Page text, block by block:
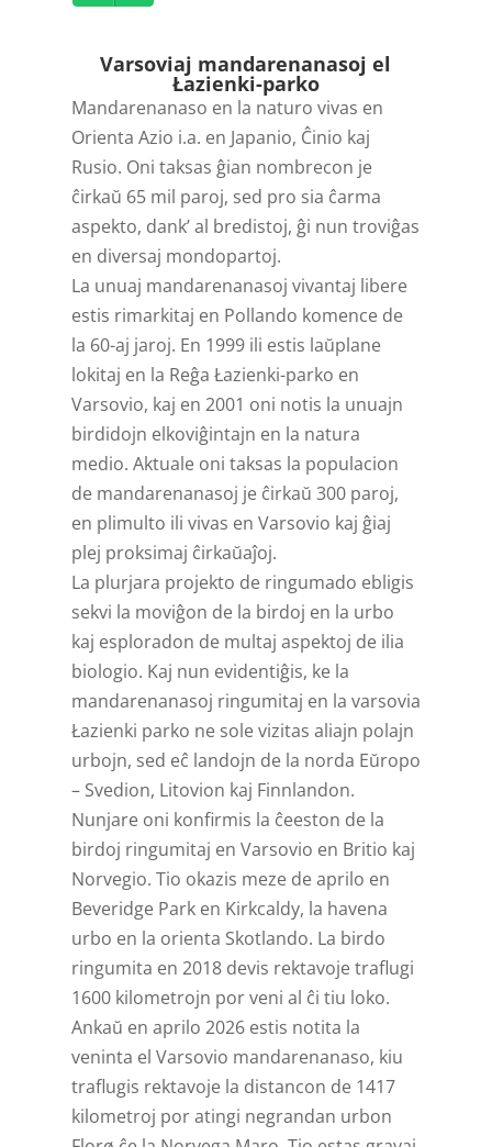
Player
Varsoviaj mandarenanasoj el
Łazienki-parko
Mandarenanaso en la naturo vivas en
Orienta Azio i.a. en Japanio, Ĉinio kaj
Rusio. Oni taksas ĝian nombrecon je
ĉirkaŭ 65 mil paroj, sed pro sia ĉarma
aspekto, dank’ al bredistoj, ĝi nun troviĝas
en diversaj mondopartoj.
La unuaj mandarenanasoj vivantaj libere
estis rimarkitaj en Pollando komence de
la 60-aj jaroj. En 1999 ili estis laŭplane
lokitaj en la Reĝa Łazienki-parko en
Varsovio, kaj en 2001 oni notis la unuajn
birdidojn elkoviĝintajn en la natura
medio. Aktuale oni taksas la populacion
de mandarenanasoj je ĉirkaŭ 300 paroj,
en plimulto ili vivas en Varsovio kaj ĝiaj
plej proksimaj ĉirkaŭaĵoj.
La plurjara projekto de ringumado ebligis
sekvi la moviĝon de la birdoj en la urbo
kaj esploradon de multaj aspektoj de ilia
biologio. Kaj nun evidentiĝis, ke la
mandarenanasoj ringumitaj en la varsovia
Łazienki parko ne sole vizitas aliajn polajn
urbojn, sed eĉ landojn de la norda Eŭropo
– Svedion, Litovion kaj Finnlandon.
Nunjare oni konfirmis la ĉeeston de la
birdoj ringumitaj en Varsovio en Britio kaj
Norvegio. Tio okazis meze de aprilo en
Beveridge Park en Kirkcaldy, la havena
urbo en la orienta Skotlando. La birdo
ringumita en 2018 devis rektavoje traflugi
1600 kilometrojn por veni al ĉi tiu loko.
Ankaŭ en aprilo 2026 estis notita la
veninta el Varsovio mandarenanaso, kiu
traflugis rektavoje la distancon de 1417
kilometroj por atingi negrandan urbon